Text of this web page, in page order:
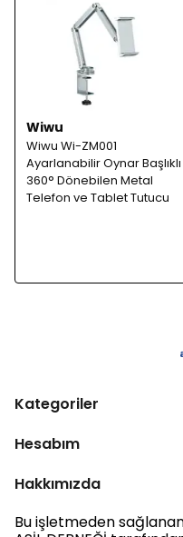
Wiwu
Wiwu Wi-ZM001
Ayarlanabilir Oynar Başlıklı
360° Dönebilen Metal
Telefon ve Tablet Tutucu
Kategoriler
Hesabım
Hakkımızda
Bu işletmeden